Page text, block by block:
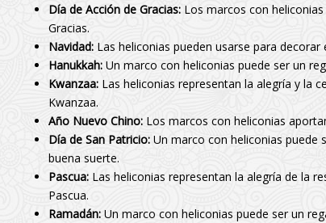
Día de Acción de Gracias: Los marcos con
Gracias.
Navidad: Las heliconias pueden usarse para
Hanukkah: Un marco con heliconias puede ser un
Kwanzaa: Las heliconias representan la alegría y la
Kwanzaa.
Año Nuevo Chino: Los marcos con heliconias
Día de San Patricio: Un marco con heliconias puede
buena suerte.
Pascua: Las heliconias representan la alegría de la
Pascua.
Ramadán: Un marco con heliconias puede ser un